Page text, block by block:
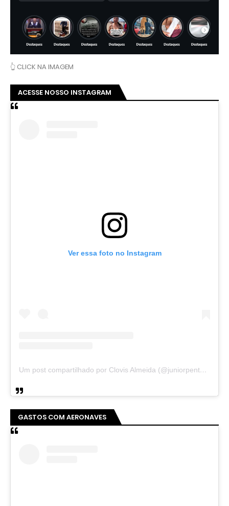
👆 CLICK NA IMAGEM
ACESSE NOSSO INSTAGRAM
Ver essa foto no Instagram
Um post compartilhado por Clovis Almeida (@juniorpentecoste01)
GASTOS COM AERONAVES